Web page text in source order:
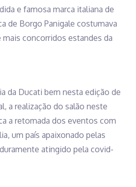
e famosa marca italiana de
de Borgo Panigale costumava
concorridos estandes da
da Ducati bem nesta edição de
a realização do salão neste
a retomada dos eventos com
um país apaixonado pelas
atingido pela covid-